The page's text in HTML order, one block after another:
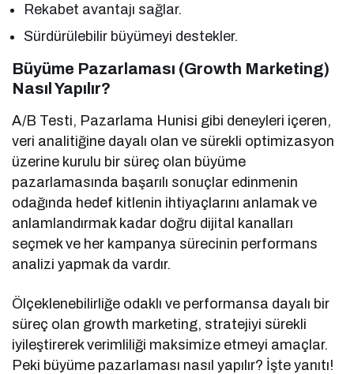
Rekabet avantajı sağlar.
Sürdürülebilir büyümeyi destekler.
Büyüme Pazarlaması (Growth Marketing)
Nasıl Yapılır?
A/B Testi, Pazarlama Hunisi gibi deneyleri içeren,
veri analitiğine dayalı olan ve sürekli optimizasyon
üzerine kurulu bir süreç olan büyüme
pazarlamasında başarılı sonuçlar edinmenin
odağında hedef kitlenin ihtiyaçlarını anlamak ve
anlamlandırmak kadar doğru dijital kanalları
seçmek ve her kampanya sürecinin performans
analizi yapmak da vardır.
Ölçeklenebilirliğe odaklı ve performansa dayalı bir
süreç olan growth marketing, stratejiyi sürekli
iyileştirerek verimliliği maksimize etmeyi amaçlar.
Peki büyüme pazarlaması nasıl yapılır? İşte yanıtı!